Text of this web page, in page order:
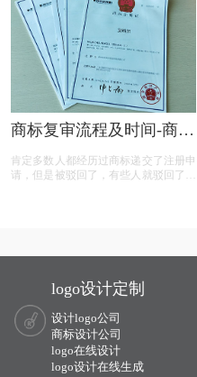
商标复审流程及时间-商标
肯定多数人都经历过商标递交了注册申
请，但是被驳回了，有些人就驳回了就
logo设计定制
设计logo公司
商标设计公司
logo在线设计
logo设计在线生成